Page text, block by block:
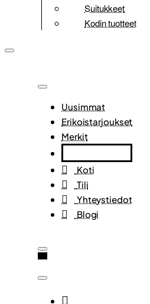
Suitukkeet
Kodin tuotteet
Uusimmat
Erikoistarjoukset
Merkit
Koti
Tili
Yhteystiedot
Blogi